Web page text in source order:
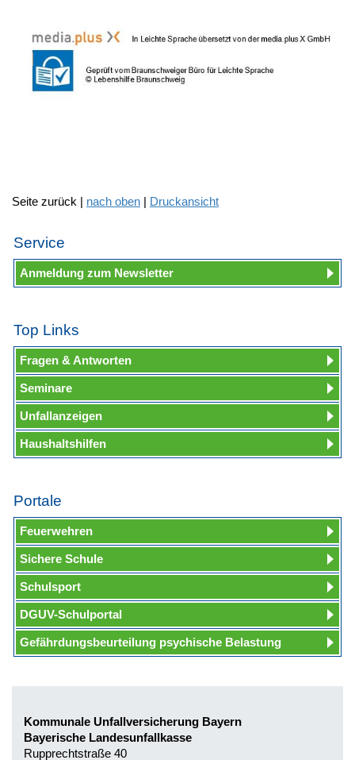
Seite zurück | nach oben | Druckansicht
Service
Anmeldung zum Newsletter
Top Links
Fragen & Antworten
Seminare
Unfallanzeigen
Haushaltshilfen
Portale
Feuerwehren
Sichere Schule
Schulsport
DGUV-Schulportal
Gefährdungsbeurteilung psychische Belastung
Kommunale Unfallversicherung Bayern
Bayerische Landesunfallkasse
Rupprechtstraße 40